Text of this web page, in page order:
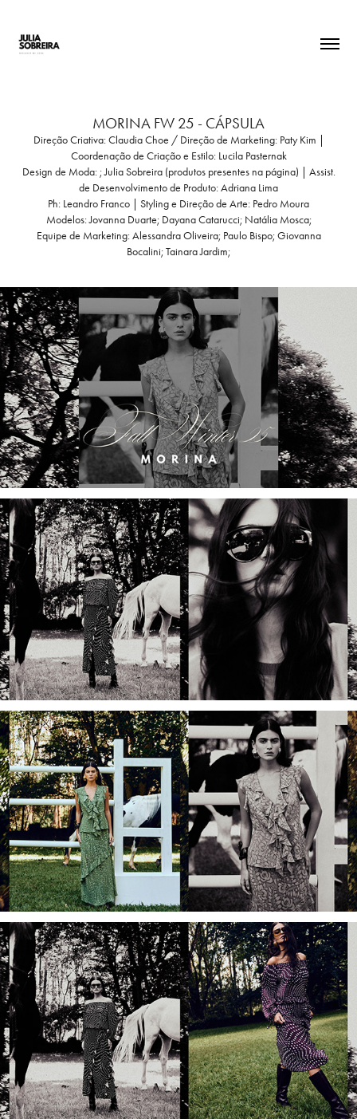
MORINA FW 25 - CÁPSULA
Direção Criativa: Claudia Choe / Direção de Marketing: Paty Kim |
Coordenação de Criação e Estilo: Lucila Pasternak
Design de Moda: ; Julia Sobreira (produtos presentes na página) | Assist.
de Desenvolvimento de Produto: Adriana Lima
Ph: Leandro Franco | Styling e Direção de Arte: Pedro Moura
Modelos: Jovanna Duarte; Dayana Catarucci; Natália Mosca;
Equipe de Marketing: Alessandra Oliveira; Paulo Bispo; Giovanna
Bocalini; Tainara Jardim;